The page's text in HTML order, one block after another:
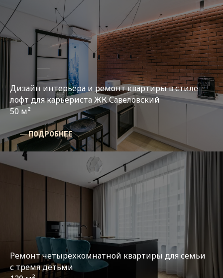
Дизайн интерьера и ремонт квартиры в стиле
лофт для карьериста ЖК Савеловский
50 м²
― ПОДРОБНЕЕ
Ремонт четырехкомнатной квартиры для семьи
с тремя детьми